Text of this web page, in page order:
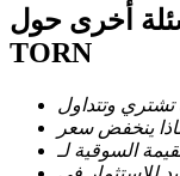
أخرى حول
TORN